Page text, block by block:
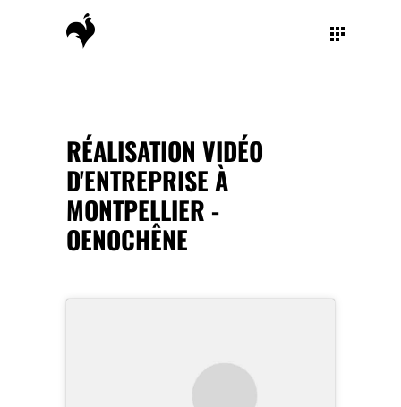
RÉALISATION VIDÉO
D'ENTREPRISE À
MONTPELLIER -
OENOCHÊNE